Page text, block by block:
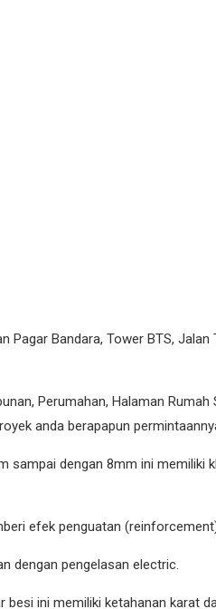
Bandara, Tower BTS, Jalan
Perumahan, Halaman Rumah
anda berapapun
sampai dengan 8mm ini memiliki
efek penguatan
dengan pengelasan electric.
ini memiliki ketahanan karat